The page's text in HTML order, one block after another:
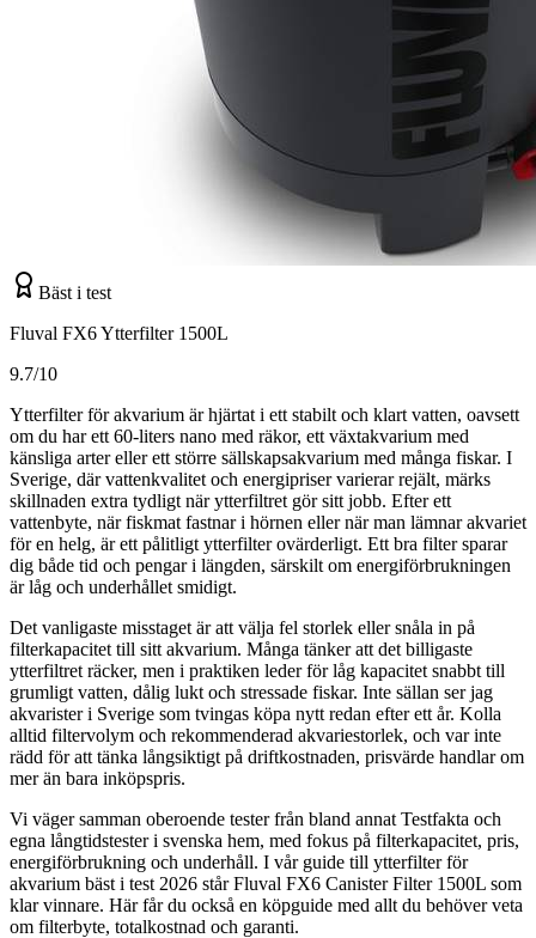
Bäst i test
Fluval FX6 Ytterfilter 1500L
9.7/10
Ytterfilter för akvarium är hjärtat i ett stabilt och klart vatten, oavsett
om du har ett 60-liters nano med räkor, ett växtakvarium med
känsliga arter eller ett större sällskapsakvarium med många fiskar. I
Sverige, där vattenkvalitet och energipriser varierar rejält, märks
skillnaden extra tydligt när ytterfiltret gör sitt jobb. Efter ett
vattenbyte, när fiskmat fastnar i hörnen eller när man lämnar akvariet
för en helg, är ett pålitligt ytterfilter ovärderligt. Ett bra filter sparar
dig både tid och pengar i längden, särskilt om energiförbrukningen
är låg och underhållet smidigt.
Det vanligaste misstaget är att välja fel storlek eller snåla in på
filterkapacitet till sitt akvarium. Många tänker att det billigaste
ytterfiltret räcker, men i praktiken leder för låg kapacitet snabbt till
grumligt vatten, dålig lukt och stressade fiskar. Inte sällan ser jag
akvarister i Sverige som tvingas köpa nytt redan efter ett år. Kolla
alltid filtervolym och rekommenderad akvariestorlek, och var inte
rädd för att tänka långsiktigt på driftkostnaden, prisvärde handlar om
mer än bara inköpspris.
Vi väger samman oberoende tester från bland annat Testfakta och
egna långtidstester i svenska hem, med fokus på filterkapacitet, pris,
energiförbrukning och underhåll. I vår guide till ytterfilter för
akvarium bäst i test 2026 står Fluval FX6 Canister Filter 1500L som
klar vinnare. Här får du också en köpguide med allt du behöver veta
om filterbyte, totalkostnad och garanti.